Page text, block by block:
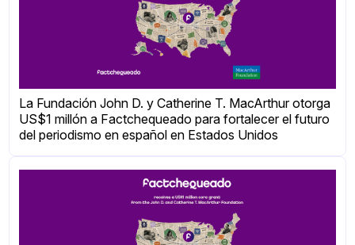
La Fundación John D. y Catherine T. MacArthur otorga
US$1 millón a Factchequeado para fortalecer el futuro
del periodismo en español en Estados Unidos